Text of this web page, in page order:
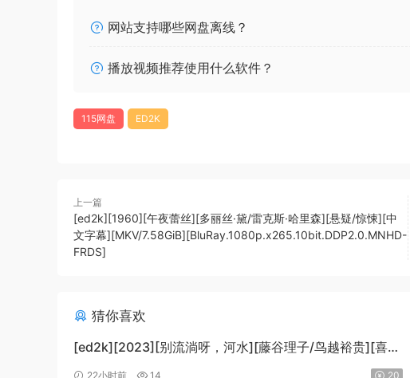
网站支持哪些网盘离线？
播放视频推荐使用什么软件？
115网盘 ED2K
上一篇
[ed2k][1960][午夜蕾丝][多丽丝·黛/雷克斯·哈里森][悬疑/惊悚][中
文字幕][MKV/7.58GiB][BluRay.1080p.x265.10bit.DDP2.0.MNHD-
FRDS]
猜你喜欢
[ed2k][2023][别流淌呀，河水][藤谷理子/鸟越裕贵][喜
剧/科幻][中文字幕][MKV/4.37GiB]
22小时前 14 20